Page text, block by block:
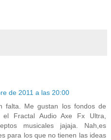
de 2011 a las 20:00
falta. Me gustan los fondos de
Fractal Audio Axe Fx Ultra,
musicales jajaja. Nah,es
para los que no tienen las ideas